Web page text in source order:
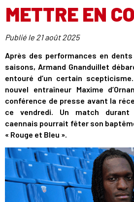
METTRE EN
Publié le 21 août 2025
Après des performances en
saisons, Armand Gnanduillet
entouré d’un certain
nouvel entraîneur Maxime
conférence de presse avant la
ce vendredi. Un match durant
caennais pourrait fêter son
« Rouge et Bleu ».